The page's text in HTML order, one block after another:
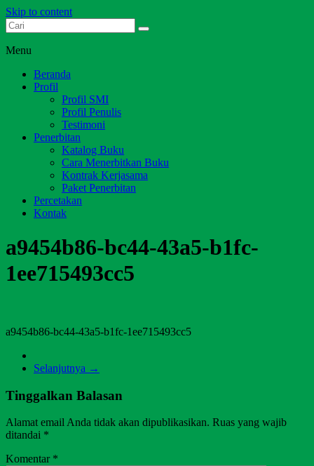
Skip to content
Dari Jambi untuk Indonesia
Menu
Beranda
Profil
Profil SMI
Profil Penulis
Testimoni
Penerbitan
Katalog Buku
Cara Menerbitkan Buku
Kontrak Kerjasama
Paket Penerbitan
Percetakan
Kontak
a9454b86-bc44-43a5-b1fc-
1ee715493cc5
a9454b86-bc44-43a5-b1fc-1ee715493cc5
Selanjutnya →
Tinggalkan Balasan
Alamat email Anda tidak akan dipublikasikan. Ruas yang wajib
ditandai *
Komentar *